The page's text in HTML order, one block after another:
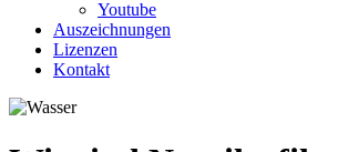
Youtube
Auszeichnungen
Lizenzen
Kontakt